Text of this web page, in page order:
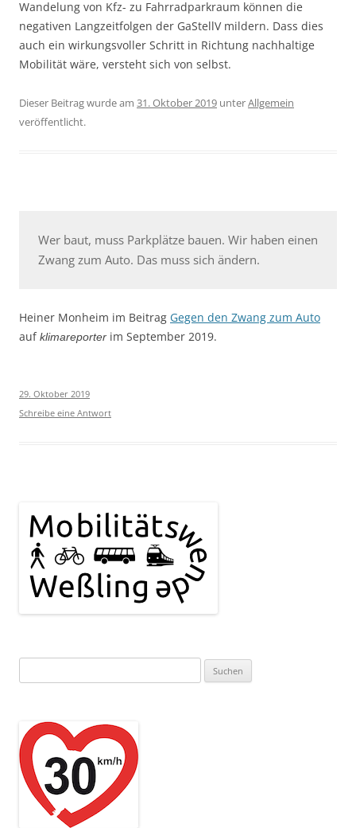
Wandelung von Kfz- zu Fahrradparkraum können die
negativen Langzeitfolgen der GaStellV mildern. Dass dies
auch ein wirkungsvoller Schritt in Richtung nachhaltige
Mobilität wäre, versteht sich von selbst.
Dieser Beitrag wurde am 31. Oktober 2019 unterAllgemein
veröffentlicht.
Wer baut, muss Parkplätze bauen. Wir haben einen
Zwang zum Auto. Das muss sich ändern.
Heiner Monheim im Beitrag Gegen den Zwang zum Auto
aufklimareporter im September 2019.
29. Oktober 2019
Schreibe eine Antwort
nach: